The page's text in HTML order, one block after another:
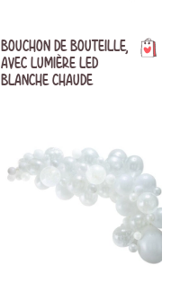
BOUCHON DE BOUTEILLE,
AVEC LUMIÈRE LED
BLANCHE CHAUDE